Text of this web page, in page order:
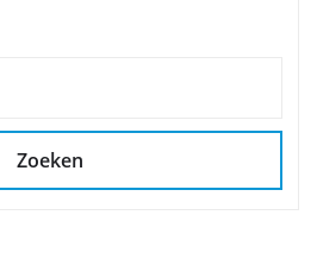
Zoeken